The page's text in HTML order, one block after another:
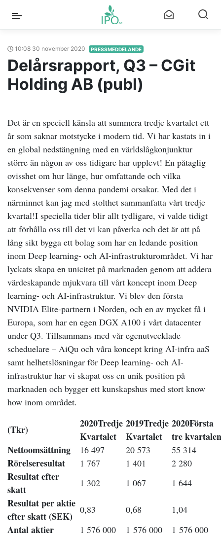
10:08 30 november 2020 PRESSMEDDELANDE
Delårsrapport, Q3 – CGit
Holding AB (publ)
Det är en speciell känsla att summera tredje kvartalet ett
år som saknar motstycke i modern tid. Vi har kastats in i
en global nedstängning med en världslågkonjunktur
större än någon av oss tidigare har upplevt! En påtaglig
ovisshet om hur länge, hur omfattande och vilka
konsekvenser som denna pandemi orsakar. Med det i
närminnet kan jag med stolthet sammanfatta vårt tredje
kvartal!I speciella tider blir allt tydligare, vi valde tidigt
att förhålla oss till det vi kan påverka och det är att på
lång sikt bygga ett bolag som har en ledande position
inom Deep learning- och AI-infrastrukturområdet. Vi har
lyckats skapa en unicitet på marknaden genom att addera
värdeskapande mjukvara till vårt koncept inom Deep
learning- och AI-infrastruktur. Vi blev den första
NVIDIA Elite-partnern i Norden, och en av mycket få i
Europa, som har en egen DGX A100 i vårt datacenter
under Q3. Tillsammans med vår egenutvecklade
scheduelare – AiQu och våra koncept kring AI-infra aaS
samt helhetslösningar för Deep learning- och AI-
infrastruktur har vi skapat oss en unik position på
marknaden och bygger ett kunskapshus med stort know
how inom området.
(Tkr) 2020Tredje
Kvartalet
2019Tredje
Kvartalet
2020Första
tre kvartalen
Nettoomsättning
16 497 20 573 55 314
Rörelseresultat 1 767 1 401 2 280
Resultat efter
skatt
1 302 1 067 1 644
Resultat per aktie
efter skatt (SEK)
0,83 0,68 1,04
Antal aktier 1 576 000 1 576 000 1 576 000